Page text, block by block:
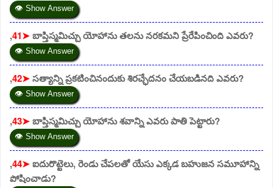
👁 Show Answer
,41➤బాప్తిస్మమిచ్చు యోహాను తలను నరకమని ప్రేరేపించింది ఎవరు?
👁 Show Answer
,42➤సత్యాన్ని ప్రకటించినందుకు శిరచ్ఛేదనం చేయబడినది ఎవరు?
👁 Show Answer
,43➤బాప్తిస్మమిచ్చు యోహాను శవాన్ని ఎవరు పాతి పెట్టారు?
👁 Show Answer
,44➤ఐదురొట్టెలు, రెండు చేపలతో యేసు ఎక్కడ బహుజన సమూహాన్ని
పోషించాడు?